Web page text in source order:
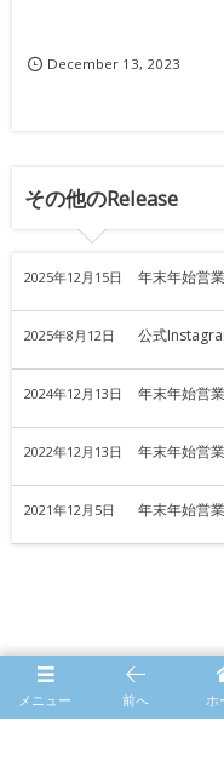
December 13, 2023
その他のRelease
2025年12月15日 年末年始営
2025年8月12日 公式
2024年12月13日 年末年始営
2022年12月13日 年末年始営
2021年12月5日 年末年始営
HOME Release
年
メニュー
前へ ホ